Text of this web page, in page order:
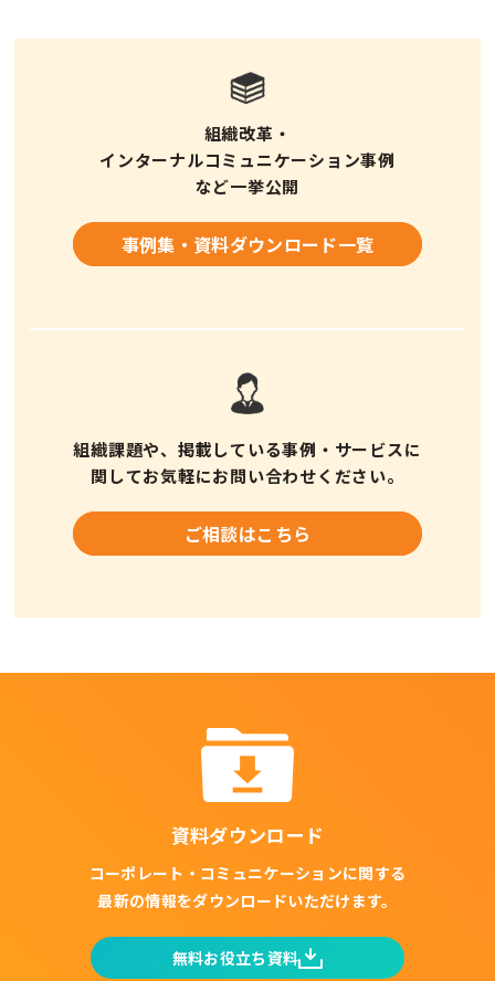
組織改革・
インターナルコミュニケーション事例
など一挙公開
事例集・資料ダウンロード一覧
組織課題や、掲載している事例・サービスに
関してお気軽にお問い合わせください。
ご相談はこちら
資料ダウンロード
コーポレート・コミュニケーションに関する
最新の情報をダウンロードいただけます。
無料お役立ち資料